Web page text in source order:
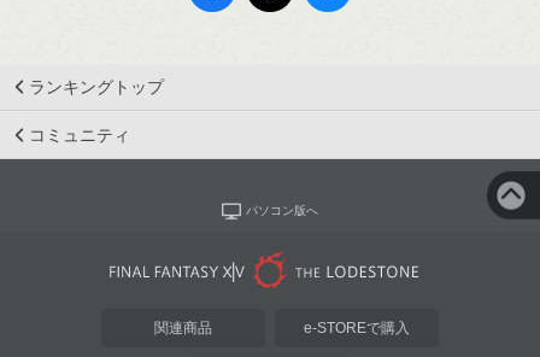
ランキングトップ
コミュニティ
パソコン版へ
関連商品 e-STOREで購入